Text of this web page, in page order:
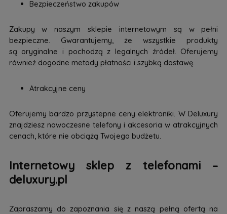
Bezpieczeństwo zakupów
Zakupy w naszym sklepie internetowym są w pełni
bezpieczne. Gwarantujemy, że wszystkie produkty
są oryginalne i pochodzą z legalnych źródeł. Oferujemy
również dogodne metody płatności i szybką dostawę.
Atrakcyjne ceny
Oferujemy bardzo przystepne ceny elektroniki. W Deluxury
znajdziesz nowoczesne telefony i akcesoria w atrakcyjnych
cenach, które nie obciążą Twojego budżetu.
Internetowy sklep z telefonami –
deluxury.pl
Zapraszamy do zapoznania się z naszą pełną ofertą na